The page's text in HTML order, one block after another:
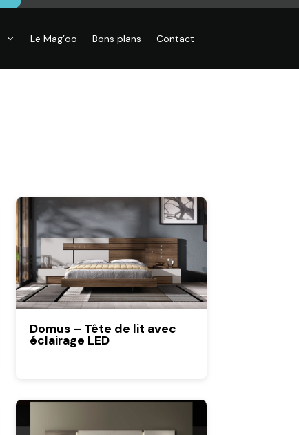
Le Mag’oo Bons plans Contact
Domus – Tête de lit avec
éclairage LED